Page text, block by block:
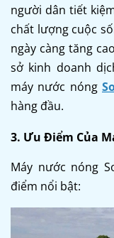
người dân tiết
chất lượng cuộc
ngày càng tăng
sở kinh doanh
máy nước nóng
hàng đầu.
3. Ưu Điểm Của
Máy nước nóng
điểm nổi bật: